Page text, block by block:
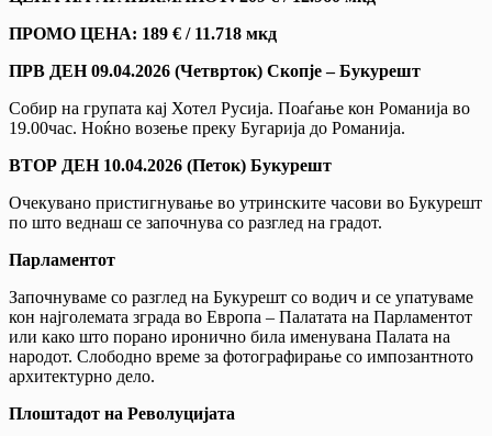
ПРОМО ЦЕНА: 189 € /11.718 мкд
ПРВ ДЕН 09.04.2026 (Четврток) Скопје – Букурешт
Собир на групата кај Хотел Русија. Поаѓање кон Романија во
19.00час. Ноќно возење преку Бугарија до Романија.
ВТОР ДЕН 10.04.2026 (Петок) Букурешт
Очекувано пристигнување во утринските часови во Букурешт
по што веднаш се започнува со разглед на градот.
Парламентот
Започнуваме со разглед на Букурешт со водич и се упатуваме
кон најголемата зграда во Европа – Палатата на Парламентот
или како што порано иронично била именувана Палата на
народот. Слободно време за фотографирање со импозантното
архитектурно дело.
Плоштадот на Револуцијата